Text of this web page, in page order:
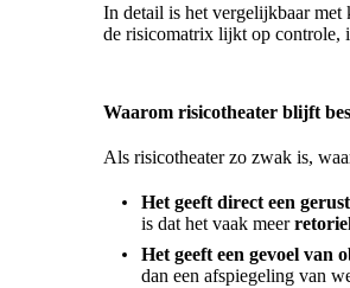
In detail is het vergelijkbaar met
de risicomatrix lijkt op controle,
Waarom risicotheater blijft
Als risicotheater zo zwak is,
Het geeft direct een
is dat het vaak meer
Het geeft een gevoel van
dan een afspiegeling van